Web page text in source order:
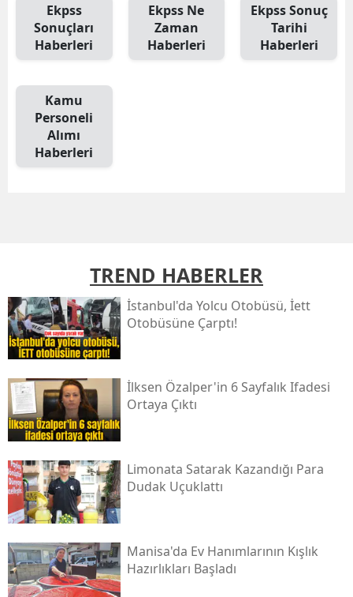
Ekpss
Sonuçları
Haberleri
Ekpss Ne
Zaman
Haberleri
Ekpss Sonuç
Tarihi
Haberleri
Kamu
Personeli
Alımı
Haberleri
TREND HABERLER
İstanbul'da Yolcu Otobüsü, İett
Otobüsüne Çarptı!
İlksen Özalper'in 6 Sayfalık Ifadesi
Ortaya Çıktı
Limonata Satarak Kazandığı Para
Dudak Uçuklattı
Manisa'da Ev Hanımlarının Kışlık
Hazırlıkları Başladı